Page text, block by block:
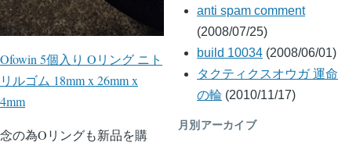
Ofowin 5個入り Oリング ニト
リルゴム 18mm x 26mm x
4mm
念の為Oリングも新品を購
anti spam comment
(2008/07/25)
build 10034 (2008/06/01)
タクティクスオウガ 運命
の輪 (2010/11/17)
月別アーカイブ